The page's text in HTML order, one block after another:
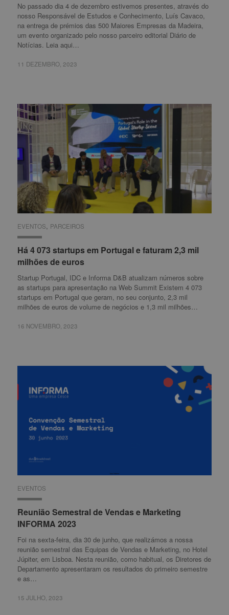
No passado dia 4 de dezembro estivemos presentes, através do
nosso Responsável de Estudos e Conhecimento, Luís Cavaco,
na entrega de prémios das 500 Maiores Empresas da Madeira,
um evento organizado pelo nosso parceiro editorial Diário de
Notícias. Leia aqui…
11 DEZEMBRO, 2023
11 DEZEMBRO, 2023
EVENTOS, PARCEIROS
Há 4 073 startups em Portugal e faturam 2,3 mil
milhões de euros
Startup Portugal, IDC e Informa D&B atualizam números sobre
as startups para apresentação na Web Summit Existem 4 073
startups em Portugal que geram, no seu conjunto, 2,3 mil
milhões de euros de volume de negócios e 1,3 mil milhões…
16 NOVEMBRO, 2023
EVENTOS PARCEIROS
Há 4 073 startups em Portugal e faturam 2,3 mil
milhões de euros
16 NOVEMBRO, 2023
EVENTOS
Reunião Semestral de Vendas e Marketing
INFORMA 2023
Foi na sexta-feira, dia 30 de junho, que realizámos a nossa
reunião semestral das Equipas de Vendas e Marketing, no Hotel
Júpiter, em Lisboa. Nesta reunião, como habitual, os Diretores de
Departamento apresentaram os resultados do primeiro semestre
e as…
15 JULHO, 2023
EVENTOS
Reunião Semestral de Vendas e Marketing
INFORMA 2023
15 JULHO, 2023